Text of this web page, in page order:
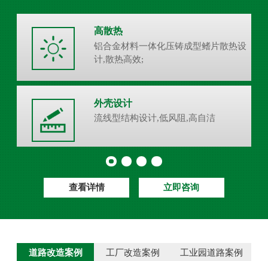
高散热
铝合金材料一体化压铸成型鳍片散热设
计,散热高效;
外壳设计
流线型结构设计,低风阻,高自洁
查看详情 立即咨询
道路改造案例 工厂改造案例 工业园道路案例